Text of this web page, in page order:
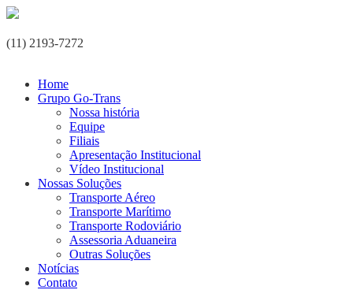
(11) 2193-7272
Home
Grupo Go-Trans
Nossa história
Equipe
Filiais
Apresentação Institucional
Vídeo Institucional
Nossas Soluções
Transporte Aéreo
Transporte Marítimo
Transporte Rodoviário
Assessoria Aduaneira
Outras Soluções
Notícias
Contato